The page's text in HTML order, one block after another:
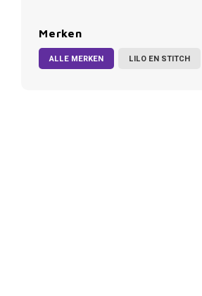
Merken
ALLE MERKEN LILO EN STITCH